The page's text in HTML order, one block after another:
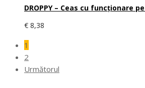
DROPPY – Ceas cu funcţionare
€ 8,38
1
2
Următorul